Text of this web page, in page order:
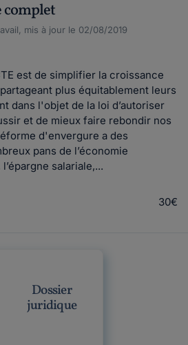
complet
mis à jour le 02/08/2019
est de simplifier la croissance
plus équitablement leurs
dans l'objet de la loi d’autoriser
et de mieux faire rebondir nos
d'envergure a des
pans de l’économie
salariale,...
30€
Dossier
juridique